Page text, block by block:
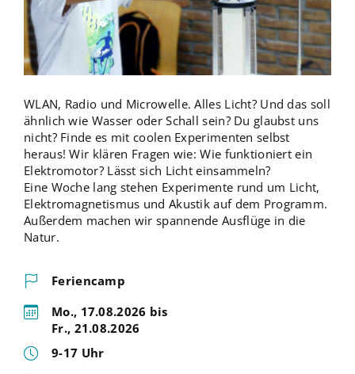
WLAN, Radio und Microwelle. Alles Licht? Und das soll
ähnlich wie Wasser oder Schall sein? Du glaubst uns
nicht? Finde es mit coolen Experimenten selbst
heraus! Wir klären Fragen wie: Wie funktioniert ein
Elektromotor? Lässt sich Licht einsammeln?
Eine Woche lang stehen Experimente rund um Licht,
Elektromagnetismus und Akustik auf dem Programm.
Außerdem machen wir spannende Ausflüge in die
Natur.
Feriencamp
Mo., 17.08.2026 bis
Fr., 21.08.2026
9-17 Uhr